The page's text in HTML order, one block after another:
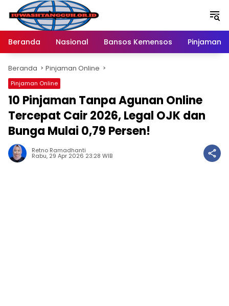
Langsung
konten
Beranda
Nasional Bansos Kemensos Pinjaman
Beranda Pinjaman Online
Pinjaman Online
10 Pinjaman Tanpa Agunan Online
Tercepat Cair 2026, Legal OJK dan
Bunga Mulai 0,79 Persen!
Retno Ramadhanti
Rabu, 29 Apr 2026 23:28 WIB